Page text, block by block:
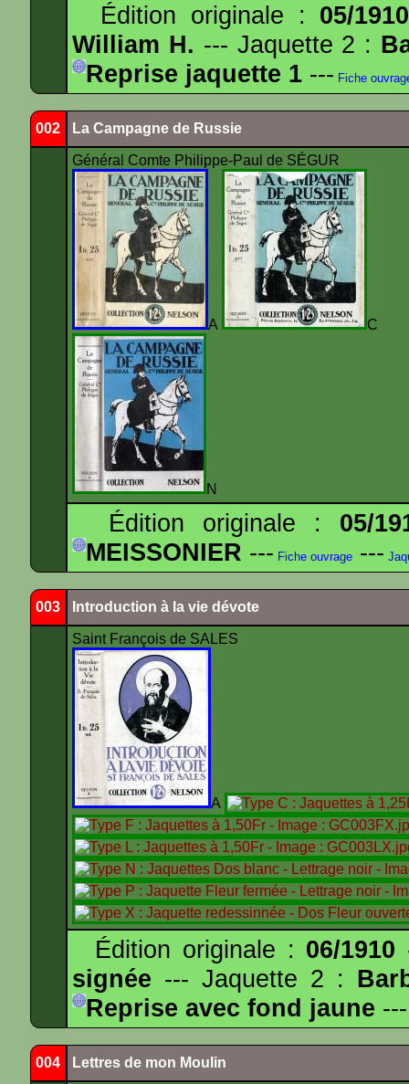
Édition originale : 05/1910
William H. --- Jaquette 2 :
Reprise jaquette 1 --- Fiche
002 La Campagne de Russie
Général Comte Philippe-Paul de SÉGUR
A
N
Édition originale : 05/
MEISSONIER --- Fiche ouvrage ---
003 Introduction à la vie dévote
Saint François de SALES
A
Édition originale : 06/1910
signée --- Jaquette 2 :
Reprise avec fond jaune ---
004 Lettres de mon Moulin